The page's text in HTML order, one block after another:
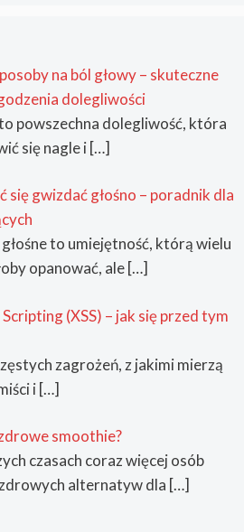
na ból głowy – skuteczne
dolegliwości
powszechna dolegliwość, która
się nagle i[…]
się gwizdać głośno – poradnik dla
to umiejętność, którą wielu
opanować, ale […]
(XSS) – jak się przed tym
zagrożeń, z jakimi mierzą
i[…]
smoothie?
czasach coraz więcej osób
alternatyw dla […]